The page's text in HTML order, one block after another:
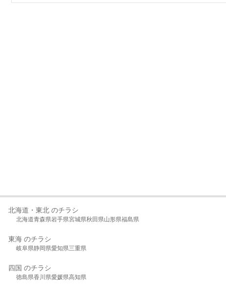
北海道・東北 のチラシ
北海道青森県岩手県宮城県秋田県山形県福島県
東海 のチラシ
岐阜県静岡県愛知県三重県
四国 のチラシ
徳島県香川県愛媛県高知県